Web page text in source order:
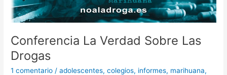
Conferencia La Verdad Sobre Las
Drogas
1 comentario /adolescentes,colegios, informes, marihuana,